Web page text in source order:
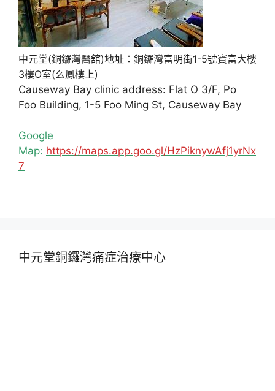
中元堂(銅鑼灣醫舘)地址：銅鑼灣富明街1-5號寶富大樓
3樓O室(么鳳樓上)
Causeway Bay clinic address: Flat O 3/F, Po
Foo Building, 1-5 Foo Ming St, Causeway Bay
Google
Map: https://maps.app.goo.gl/HzPiknywAfj1yrNx
7
中元堂銅鑼灣痛症治療中心